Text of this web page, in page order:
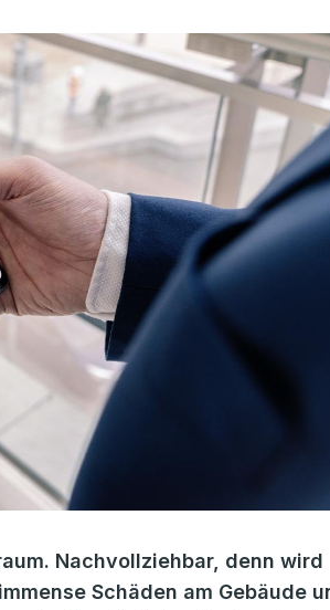
Nachvollziehbar, denn wird
Schäden am Gebäude